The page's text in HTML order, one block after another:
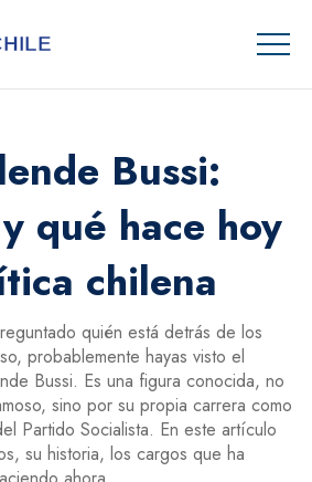
Bussi:
qué hace hoy
chilena
quién está detrás de los
probablemente hayas visto el
Bussi. Es una figura conocida, no
sino por su propia carrera como
Partido Socialista. En este artículo
su historia, los cargos que ha